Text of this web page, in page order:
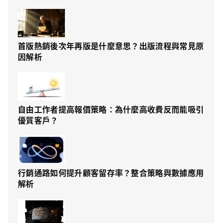
首版熱銷後次年再版是什麼意思？出版流程與常見原
因解析
自由工作者提高報價策略：為什麼高收費反而能吸引
優質客戶？
行銷通路如何提升顧客留存率？整合策略與數據應用
解析